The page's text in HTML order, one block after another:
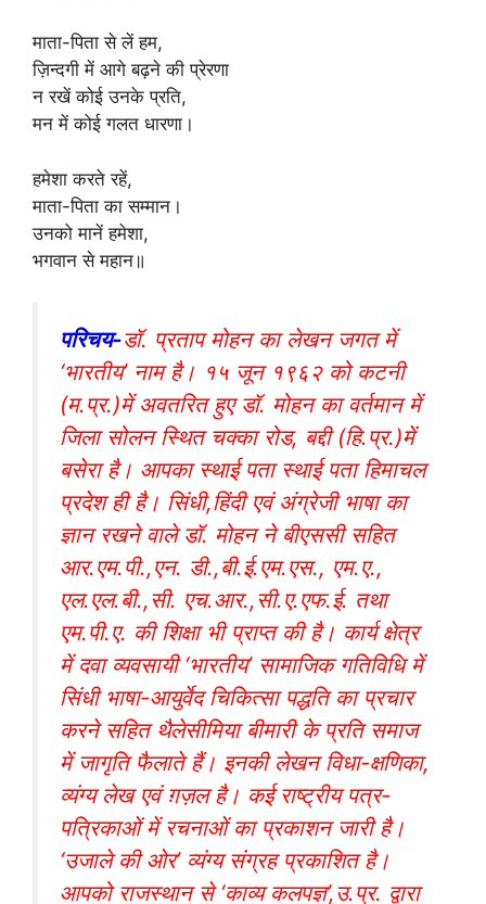
माता-पिता से लें हम,
ज़िन्दगी में आगे बढ़ने की प्रेरणा
न रखें कोई उनके प्रति,
मन में कोई गलत धारणा।
हमेशा करते रहें,
माता-पिता का सम्मान।
उनको मानें हमेशा,
भगवान से महान॥
परिचय-डॉ. प्रताप मोहन का लेखन जगत में
‘भारतीय’ नाम है। १५ जून १९६२ को कटनी
(म.प्र.)में अवतरित हुए डॉ. मोहन का वर्तमान में
जिला सोलन स्थित चक्का रोड, बद्दी (हि.प्र.)में
बसेरा है। आपका स्थाई पता स्थाई पता हिमाचल
प्रदेश ही है। सिंधी,हिंदी एवं अंग्रेजी भाषा का
ज्ञान रखने वाले डॉ. मोहन ने बीएससी सहित
आर.एम.पी.,एन. डी.,बी.ई.एम.एस., एम.ए.,
एल.एल.बी.,सी. एच.आर.,सी.ए.एफ.ई. तथा
एम.पी.ए. की शिक्षा भी प्राप्त की है। कार्य क्षेत्र
में दवा व्यवसायी ‘भारतीय’ सामाजिक गतिविधि में
सिंधी भाषा-आयुर्वेद चिकित्सा पद्धति का प्रचार
करने सहित थैलेसीमिया बीमारी के प्रति समाज
में जागृति फैलाते हैं। इनकी लेखन विधा-क्षणिका,
व्यंग्य लेख एवं ग़ज़ल है। कई राष्ट्रीय पत्र-
पत्रिकाओं में रचनाओं का प्रकाशन जारी है।
‘उजाले की ओर’ व्यंग्य संग्रह प्रकाशित है।
आपको राजस्थान से ‘काव्य कलपज्ञ’,उ.प्र. द्वारा